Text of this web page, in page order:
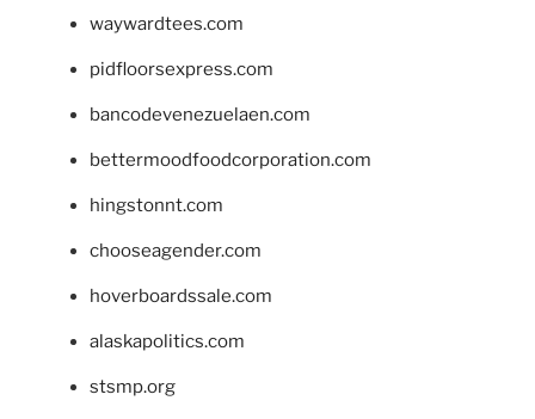
waywardtees.com
pidfloorsexpress.com
bancodevenezuelaen.com
bettermoodfoodcorporation.com
hingstonnt.com
chooseagender.com
hoverboardssale.com
alaskapolitics.com
stsmp.org